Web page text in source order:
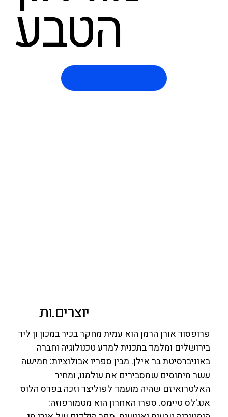
הטבע
יוצרים.ות
פרופסור אורן הרמן הוא עמית מחקר בכיר במכון ון ליר
בירושלים ומלמד בתכנית למדע טכנולוגיה וחברה
באוניברסיטת בר אילן. מבין ספריו אבולוציות: חמישה
עשר מיתוסים שמסבירים את עולמנו, ומחיר
האלטרואיזם שהיה מועמד לפוליצר וזכה בפרס הלוס
אנג'לס טיימס. ספרו האחרון הוא מטמורפוזה: